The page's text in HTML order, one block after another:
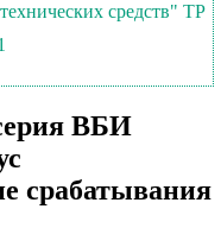
средств" ТР
ВБИ
срабатывания